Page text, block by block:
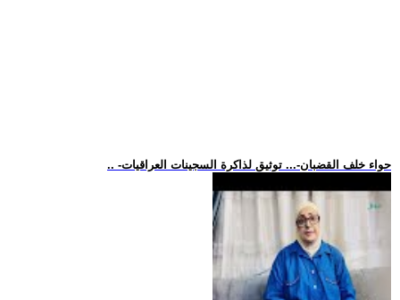
.. -حواء خلف القضبان-... توثيق لذاكرة السجينات العراقيات